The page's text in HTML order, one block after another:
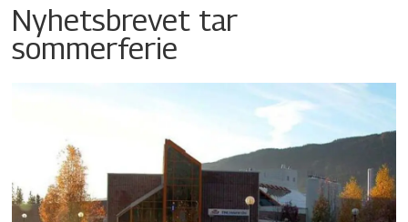
Nyhetsbrevet tar
sommerferie